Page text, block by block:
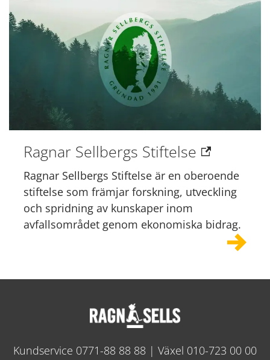
Ragnar Sellbergs Stiftelse
Ragnar Sellbergs Stiftelse är en oberoende
stiftelse som främjar forskning, utveckling
och spridning av kunskaper inom
avfallsområdet genom ekonomiska bidrag.
Kundservice 0771-88 88 88 | Växel 010-723 00 00